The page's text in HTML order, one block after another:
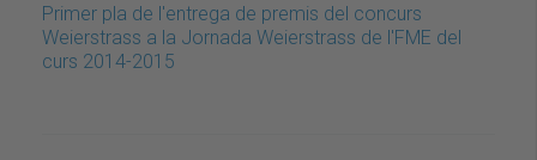
Primer pla de l'entrega de premis del concurs
Weierstrass a la Jornada Weierstrass de l'FME del
curs 2014-2015